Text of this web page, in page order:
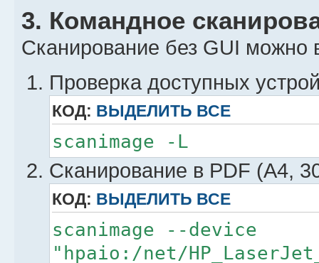
3. Командное
Сканирование без GUI можно
Проверка доступных
КОД: ВЫДЕЛИТЬ ВСЕ
scanimage -L
Сканирование в PDF (A4,
КОД: ВЫДЕЛИТЬ ВСЕ
scanimage --device
"hpaio:/net/